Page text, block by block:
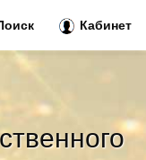
Кабинет